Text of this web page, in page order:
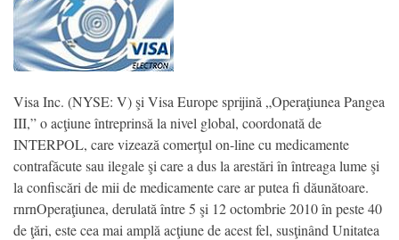
Visa Inc. (NYSE: V) şi Visa Europe sprijină „Operaţiunea Pangea
III,” o acţiune întreprinsă la nivel global, coordonată de
INTERPOL, care vizează comerţul on-line cu medicamente
contrafăcute sau ilegale şi care a dus la arestări în întreaga lume şi
la confiscări de mii de medicamente care ar putea fi dăunătoare.
rnrnOperaţiunea, derulată între 5 şi 12 octombrie 2010 în peste 40
de ţări, este cea mai amplă acţiune de acest fel, susţinând Unitatea